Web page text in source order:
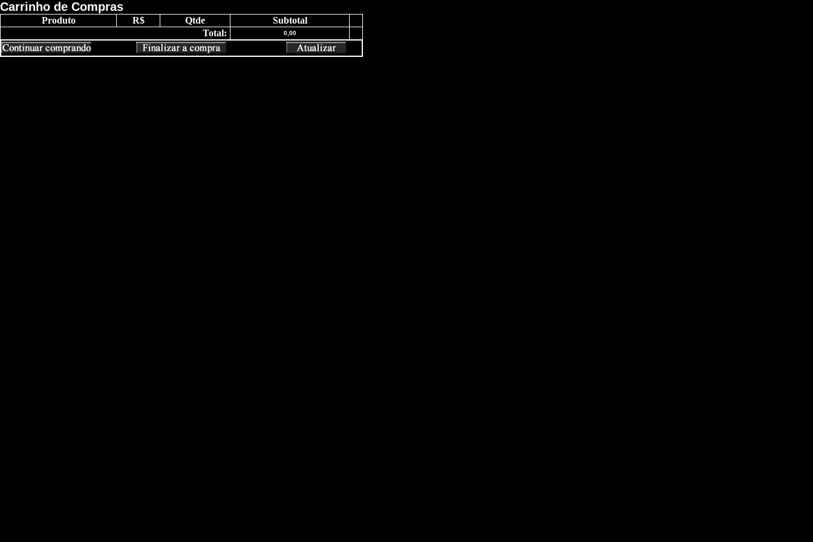
Carrinho de Compras
Produto R$ Qtde
Subtotal
Total:
0,00